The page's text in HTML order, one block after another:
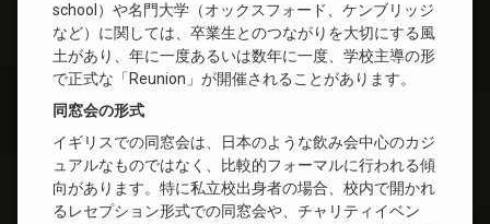
school）や名門大学（オックスフォード、ケンブリッジ
など）に関しては、卒業生とのつながりを大切にする風
土があり、年に一度あるいは数年に一度、学校主導の形
で正式な「Reunion」が開催されることがあります。
同窓会の形式
イギリスでの同窓会は、日本のような飲み会中心のカジ
ュアルなものではなく、比較的フォーマルに行われる傾
向があります。特に私立校出身者の場合、校内で開かれ
るレセプション形式での同窓会や、チャリティイベン